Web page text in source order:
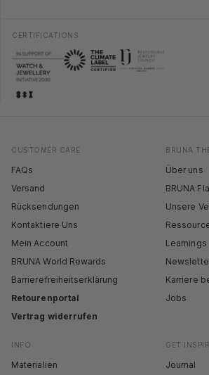
CUSTOMER CARE
FAQs
Versand
Rücksendungen
Kontaktiere Uns
Mein Account
BRUNA World Rewards
Barrierefreiheitserklärung
Retourenportal
Vertrag widerrufen
BRUNA
Über uns
BRUNA
Unsere
Learnings
Karriere
Jobs
INFO
Materialien
GET
Journal
CERTIFICATIONS